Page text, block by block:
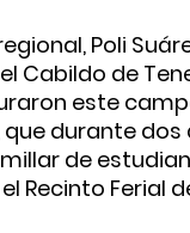
Poli
Cabildo de
este
durante dos
de
Recinto Ferial